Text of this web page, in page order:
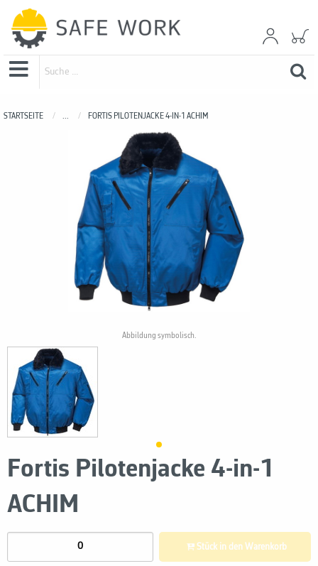
STARTSEITE ... FORTIS PILOTENJACKE 4-IN-1 ACHIM
Fortis Pilotenjacke 4-in-1
ACHIM
Abbildung symbolisch.
Stück in den Warenkorb